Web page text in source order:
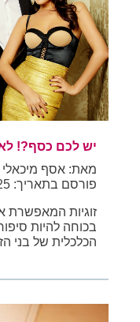
יש לכם כסף?!
מאת: אסף מיכאלי
פורסם בתאריך: 03/07/2025 12:40:48
זוגיות המאפשרת
בכוחה להיות
הכלכלית של בני